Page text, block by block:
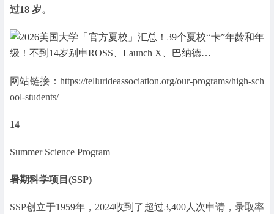
过18 岁。
网站链接：https://tellurideassociation.org/our-programs/high-sch
ool-students/
14
Summer Science Program
暑期科学项目(SSP)
SSP创立于1959年，2024收到了超过3,400人次申请，录取率